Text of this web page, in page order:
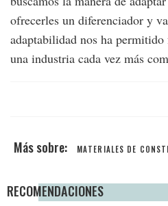
ofrecerles un diferenciador y
adaptabilidad nos ha
una industria cada vez más
MATERIALES DE
RECOMENDACIONES